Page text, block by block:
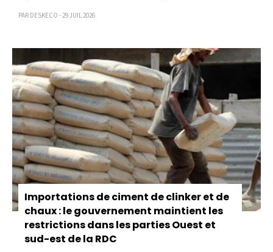
PAR DESKECO - 29 JUIL 2026
Importations de ciment de clinker et de
chaux : le gouvernement maintient les
restrictions dans les parties Ouest et
sud-est de la RDC